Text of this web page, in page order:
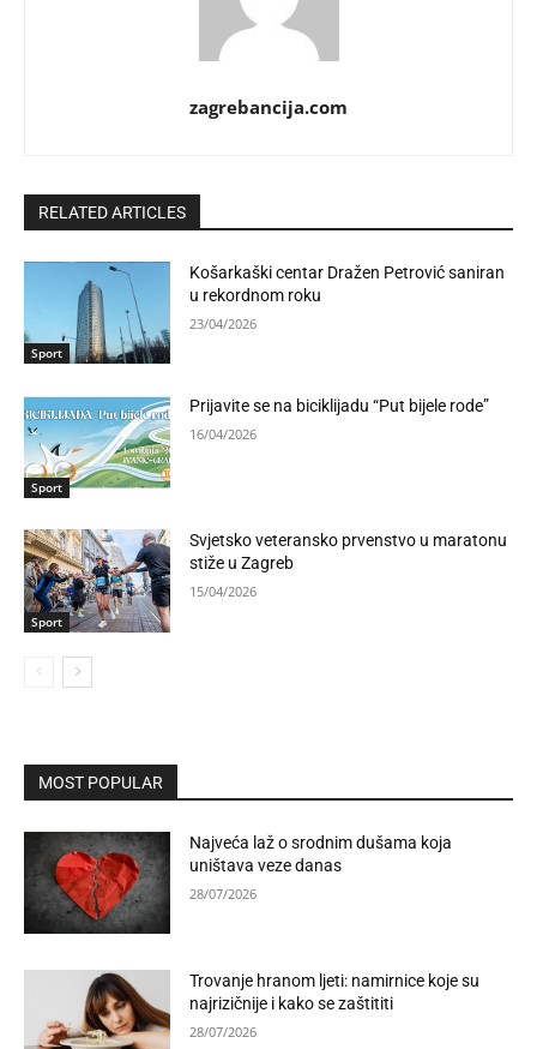
zagrebancija.com
RELATED ARTICLES
Sport
Košarkaški centar Dražen Petrović saniran
u rekordnom roku
23/04/2026
Sport
Prijavite se na biciklijadu “Put bijele rode”
16/04/2026
Sport
Svjetsko veteransko prvenstvo u maratonu
stiže u Zagreb
15/04/2026
MOST POPULAR
Najveća laž o srodnim dušama koja
uništava veze danas
28/07/2026
Trovanje hranom ljeti: namirnice koje su
najrizičnije i kako se zaštititi
28/07/2026